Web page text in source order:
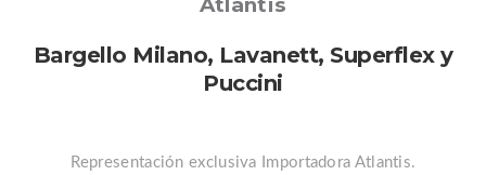
Bargello Milano, Lavanett, Superflex y
Puccini
Representación exclusiva Importadora Atlantis.